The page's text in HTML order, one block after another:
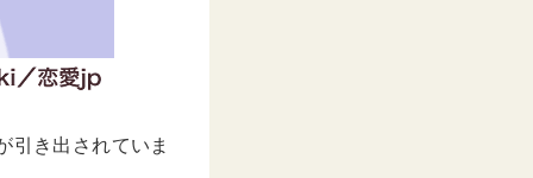
引き出されていま